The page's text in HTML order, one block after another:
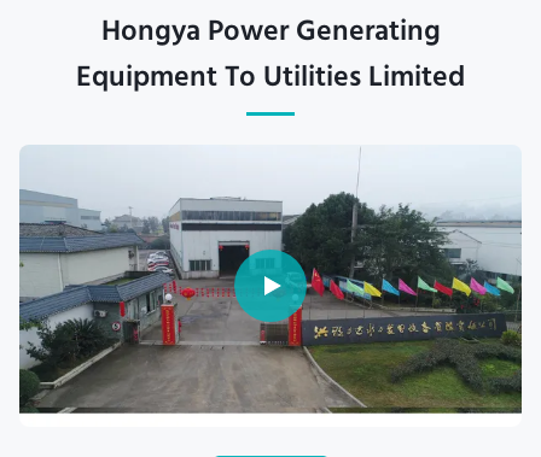
Hongya Power Generating
Equipment To Utilities Limited